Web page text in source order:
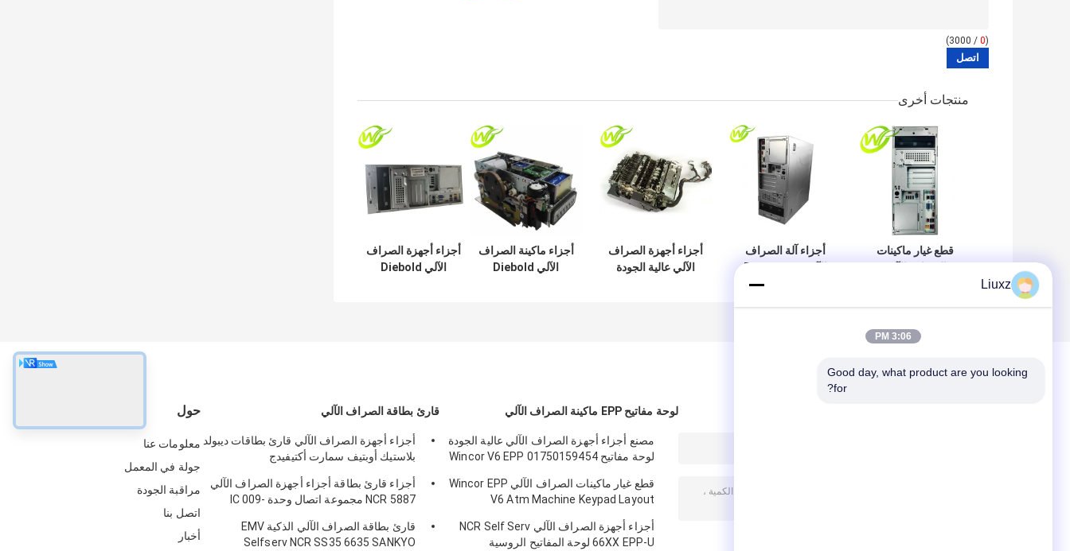
(
0
/ 3000)
منتجات أخرى
قطع غيار ماكينات
00-155574-291A
أجزاء آلة الصراف
الآلي Diebold PC
Core PRCSR BASE
أجزاء أجهزة الصراف
الآلي عالية الجودة
أجزاء ماكينة الصراف
الآلي Diebold
أجزاء أجهزة الصراف
الآلي Diebold
حول
معلومات عنا
جولة في المعمل
مراقبة الجودة
اتصل بنا
أخبار
قارئ بطاقة الصراف الآلي
أجزاء أجهزة الصراف الآلي قارئ بطاقات ديبولد
بلاستيك أوبتيف سمارت أكتيفيدج
أجزاء قارئ بطاقة أجزاء أجهزة الصراف الآلي
NCR 5887 مجموعة اتصال وحدة IC 009-
قارئ بطاقة الصراف الآلي الذكية EMV
Selfserv NCR SS35 6635 SANKYO
لوحة مفاتيح EPP ماكينة الصراف الآلي
مصنع أجزاء أجهزة الصراف الآلي عالية الجودة
لوحة مفاتيح Wincor V6 EPP 01750159454
قطع غيار ماكينات الصراف الآلي Wincor EPP
V6 Atm Machine Keypad Layout
أجزاء أجهزة الصراف الآلي NCR Self Serv
66XX EPP-U لوحة المفاتيح الروسية
Liuxz
3:06 PM
Good day, what product are you looking
for?